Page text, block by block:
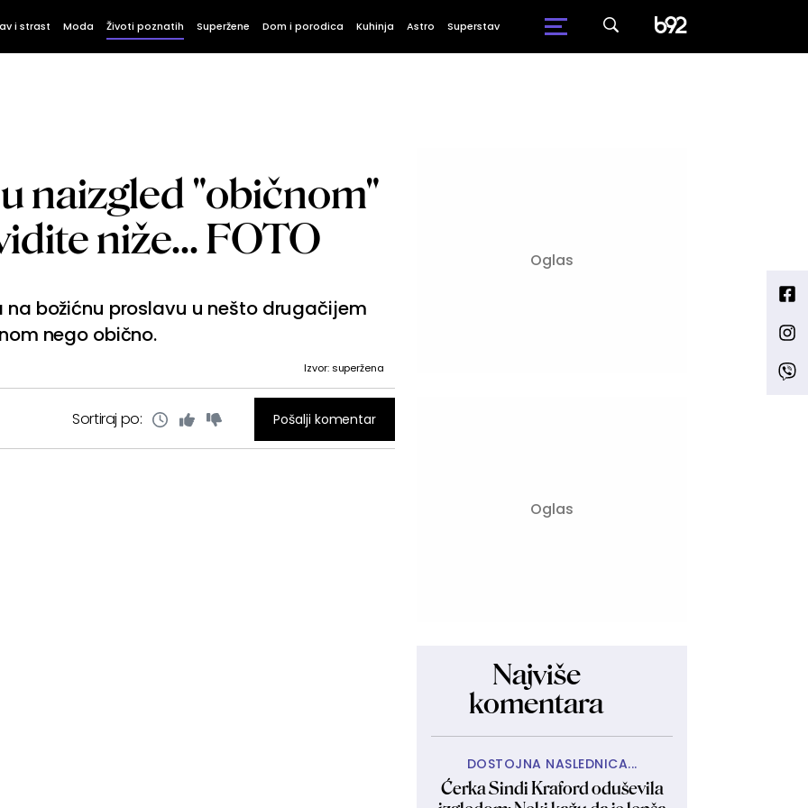
i strast Moda Životi poznatih Superžene Dom i porodica Kuhinja Astro Superstav
naizgled "običnom"
niže... FOTO
na božićnu proslavu u nešto drugačijem
nego obično.
Izvor: superžena
Sortiraj po: Pošalji komentar
Najviše
komentara
DOSTOJNA NASLEDNICA...
Ćerka Sindi Kraford oduševila